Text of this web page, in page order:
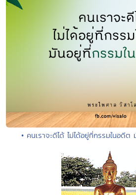
• คนเราจะดีได้ ไม่ได้อยู่ที่กรรมในอดี